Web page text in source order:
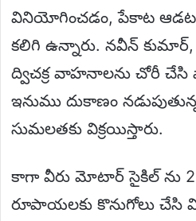
వినియోగించడం, పేకాట ఆడటం
కలిగి ఉన్నారు. నవీన్ కుమార్,
ద్విచక్ర వాహనాలను చోరీ
ఇనుము దుకాణం
సుమలతకు విక్రయిస్తారు.
కాగా వీరు మోటార్ సైకిల్ ను
రూపాయలకు కొనుగోలు చేసి